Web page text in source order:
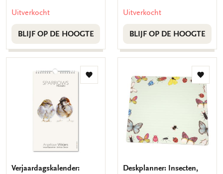
Uitverkocht
BLIJF OP DE HOOGTE
Uitverkocht
BLIJF OP DE HOOGTE
Toevoegen
Verjaardagskalender:
aan
Deskplanner: Insecten,